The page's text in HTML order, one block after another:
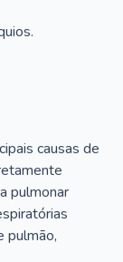
causas de
pulmonar
pulmão,